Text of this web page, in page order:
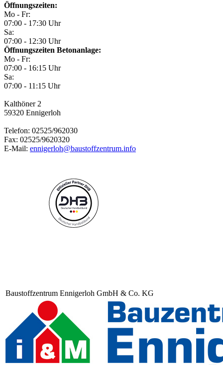
Öffnungszeiten:
Mo - Fr:
07:00 - 17:30 Uhr
Sa:
07:00 - 12:30 Uhr
Öffnungszeiten Betonanlage:
Mo - Fr:
07:00 - 16:15 Uhr
Sa:
07:00 - 11:15 Uhr
Kalthöner 2
59320 Ennigerloh
Telefon: 02525/962030
Fax: 02525/9620320
E-Mail: ennigerloh@baustoffzentrum.info
Baustoffzentrum Ennigerloh GmbH & Co. KG